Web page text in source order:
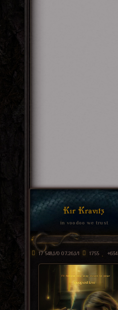
Kir Kravitz
in voodoo we trust
17 548,1/0 07.26,1/1 1755 +634